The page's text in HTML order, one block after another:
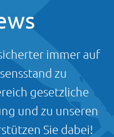
immer auf
zu
gesetzliche
und zu unseren
Sie dabei!